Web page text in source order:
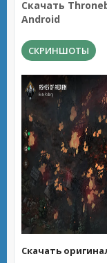
Скачать
Android
СКРИНШОТЫ
Скачать